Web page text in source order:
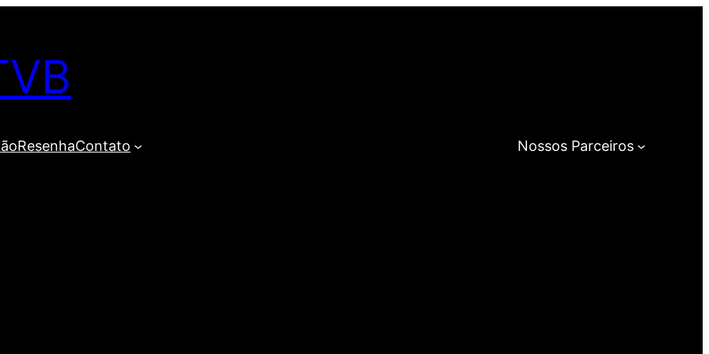
ResenhaContato Nossos Parceiros